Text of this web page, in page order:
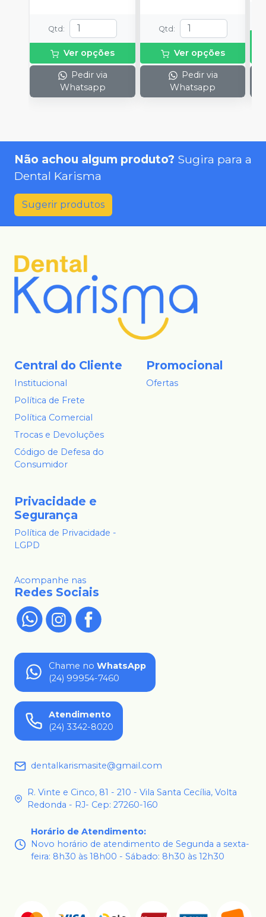
Qtd :
Ver opções
Pedir via
Whatsapp
Qtd :
Ver opções
Pedir via
Whatsapp
Não achou algum produto? Sugira para a
Dental Karisma
Sugerir produtos
Central do Cliente
Institucional
Política de Frete
Política Comercial
Trocas e Devoluções
Código de Defesa do
Consumidor
Promocional
Ofertas
Privacidade e
Segurança
Política de Privacidade -
LGPD
Acompanhe nas
Redes Sociais
Chame no WhatsApp
(24) 99954-7460
Atendimento
(24) 3342-8020
dentalkarismasite@gmail.com
R. Vinte e Cinco, 81 - 210 - Vila Santa Cecília, Volta
Redonda - RJ- Cep: 27260-160
Horário de Atendimento:
Novo horário de atendimento de Segunda a sexta-
feira: 8h30 às 18h00 - Sábado: 8h30 às 12h30